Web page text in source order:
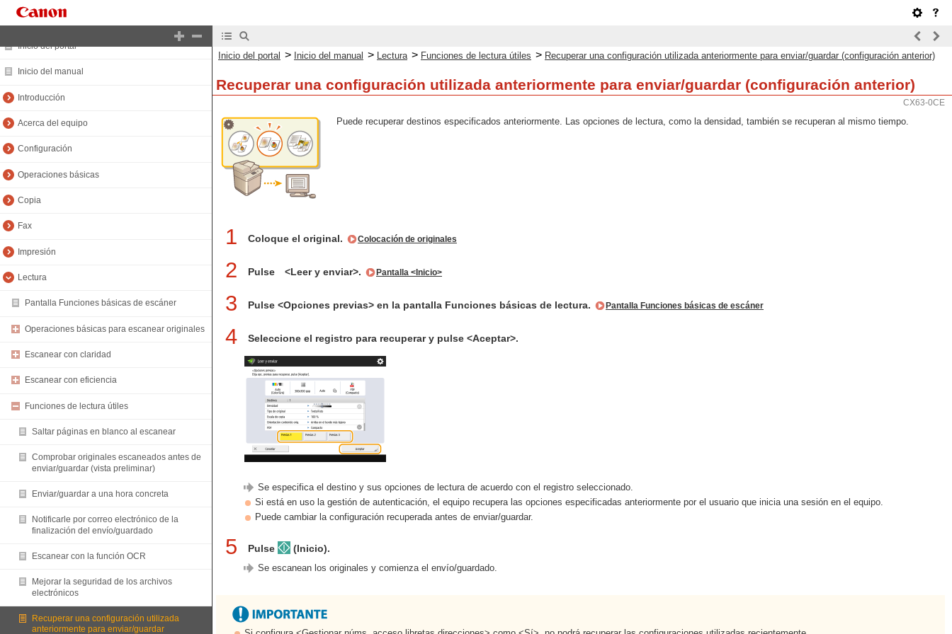
Inicio del portal
Inicio del manual
Introducción
Acerca del equipo
Configuración
Operaciones básicas
Copia
Fax
Impresión
Lectura
Pantalla Funciones básicas de escáner
Operaciones básicas para escanear originales
Escanear con claridad
Escanear con eficiencia
Funciones de lectura útiles
Saltar páginas en blanco al escanear
Comprobar originales escaneados antes de
enviar/guardar (vista preliminar)
Enviar/guardar a una hora concreta
Notificarle por correo electrónico de la
finalización del envío/guardado
Escanear con la función OCR
Mejorar la seguridad de los archivos
electrónicos
Recuperar una configuración utilizada
anteriormente para enviar/guardar
Inicio del portal > Inicio del manual > Lectura > Funciones de lectura útiles > Recuperar una configuración utilizada anteriormente para enviar/guardar (configuración anterior)
Recuperar una configuración utilizada anteriormente para enviar/guardar (configuración anterior)
CX63-0CE
Puede recuperar destinos especificados anteriormente. Las opciones de lectura, como la densidad, también se recuperan al mismo tiempo.
1 Coloque el original. Colocación de originales
2 Pulse <Leer y enviar>. Pantalla <Inicio>
3 Pulse <Opciones previas> en la pantalla Funciones básicas de lectura. Pantalla Funciones básicas de escáner
4 Seleccione el registro para recuperar y pulse <Aceptar>.
Se especifica el destino y sus opciones de lectura de acuerdo con el registro seleccionado.
Si está en uso la gestión de autenticación, el equipo recupera las opciones especificadas anteriormente por el usuario que inicia una sesión en el equipo.
Puede cambiar la configuración recuperada antes de enviar/guardar.
5 Pulse (Inicio).
Se escanean los originales y comienza el envío/guardado.